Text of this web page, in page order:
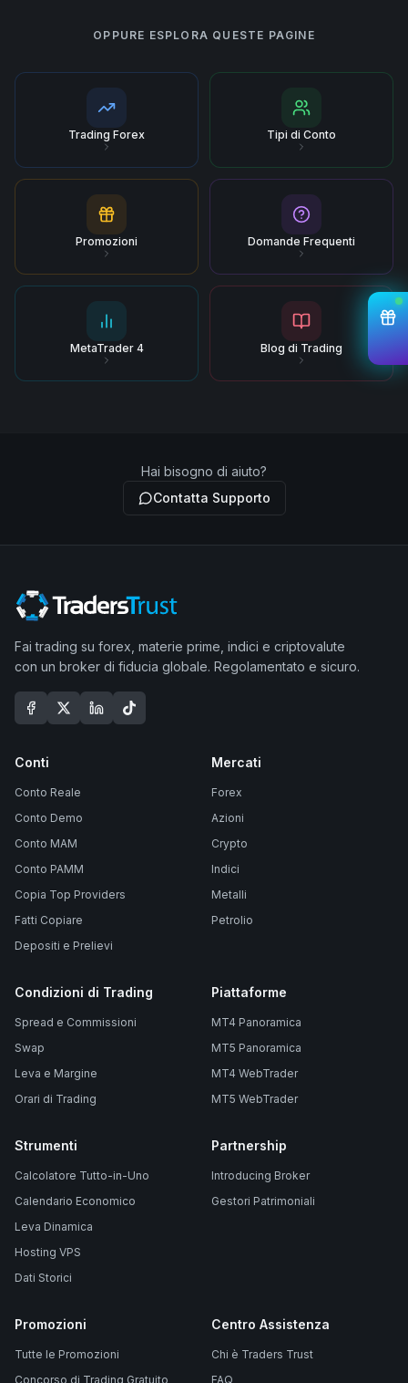
OPPURE ESPLORA QUESTE PAGINE
Trading Forex Tipi di Conto
Promozioni Domande Frequenti
MetaTrader 4 Blog di Trading
Hai bisogno di aiuto?
Contatta Supporto
Fai trading su forex, materie prime, indici e criptovalute
con un broker di fiducia globale. Regolamentato e sicuro.
Conti
Conto Reale
Conto Demo
Conto MAM
Conto PAMM
Copia Top Providers
Fatti Copiare
Depositi e Prelievi
Mercati
Forex
Azioni
Crypto
Indici
Metalli
Petrolio
Condizioni di Trading
Spread e Commissioni
Swap
Leva e Margine
Orari di Trading
Piattaforme
MT4 Panoramica
MT5 Panoramica
MT4 WebTrader
MT5 WebTrader
Strumenti
Calcolatore Tutto-in-Uno
Calendario Economico
Leva Dinamica
Hosting VPS
Dati Storici
Partnership
Introducing Broker
Gestori Patrimoniali
Promozioni
Tutte le Promozioni
Concorso di Trading Gratuito
Centro Assistenza
Chi è Traders Trust
FAQ